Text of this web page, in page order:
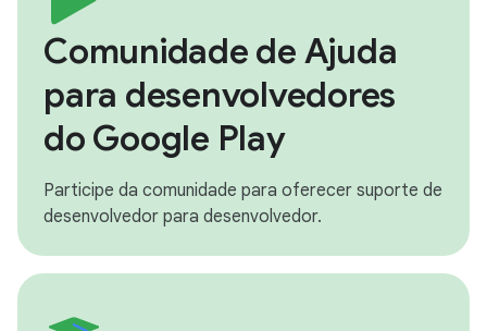
Comunidade de Ajuda
para desenvolvedores
do Google Play
Participe da comunidade para oferecer suporte de
desenvolvedor para desenvolvedor.